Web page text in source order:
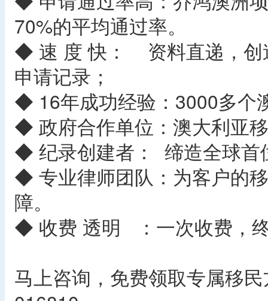
70%的平均通过率。
◆ 速 度 快： 资料直递，创
申请记录；
◆ 16年成功经验：3000多个
◆ 政府合作单位：澳大利亚
◆ 纪录创建者： 缔造全球首
◆ 专业律师团队：为客户的
障。
◆ 收费 透明 ：一次收费，
马上咨询，免费领取专属移